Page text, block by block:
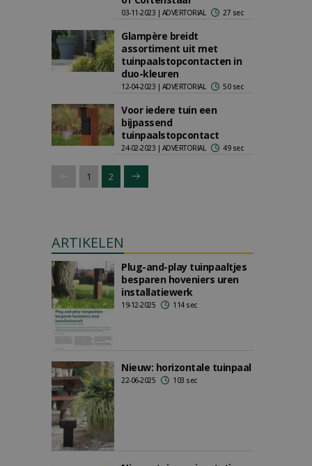
03-11-2023 | ADVERTORIAL 27 sec
Glampère breidt
assortiment uit met
tuinpaalstopcontacten in
duo-kleuren
12-04-2023 | ADVERTORIAL 50 sec
Voor iedere tuin een
bijpassend
tuinpaalstopcontact
24-02-2023 | ADVERTORIAL 49 sec
1 2
ARTIKELEN
Plug-and-play tuinpaaltjes
besparen hoveniers uren
installatiewerk
19-12-2025 114 sec
Nieuw: horizontale tuinpaal
22-06-2025 103 sec